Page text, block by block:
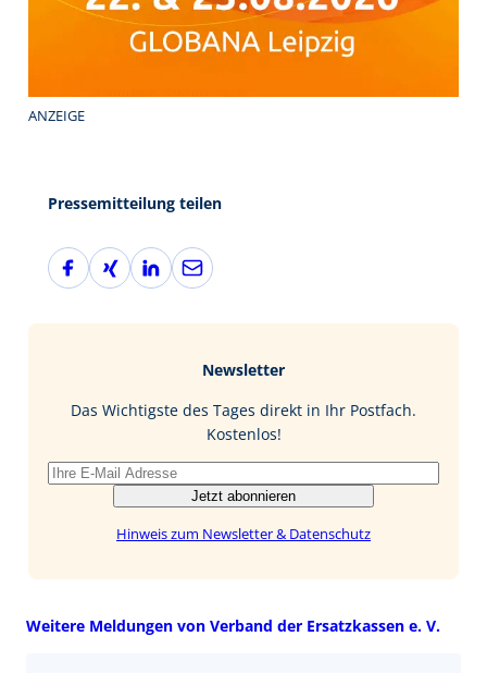
ANZEIGE
Pressemitteilung teilen
F
a
X
i
L
i
I
E
-
Newsletter
Das Wichtigste des Tages direkt in Ihr Postfach.
Kostenlos!
Jetzt abonnieren
Hinweis zum Newsletter & Datenschutz
Weitere Meldungen von Verband der Ersatzkassen e. V.